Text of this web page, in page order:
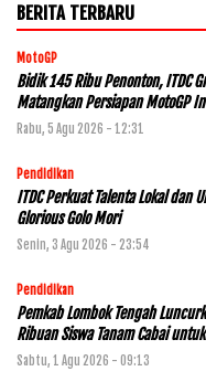
BERITA TERBARU
MotoGP
Bidik 145 Ribu Penonton, ITDC
Matangkan Persiapan MotoGP
Rabu, 5 Agu 2026 - 12:31
Pendidikan
ITDC Perkuat Talenta Lokal dan
Glorious Golo Mori
Senin, 3 Agu 2026 - 23:54
Pendidikan
Pemkab Lombok Tengah
Ribuan Siswa Tanam Cabai
Sabtu, 1 Agu 2026 - 09:13